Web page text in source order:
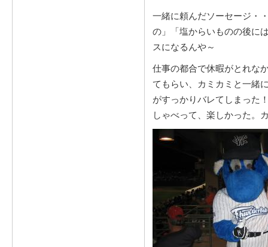
一緒に頼んだソーセージ・
の」「塩からいものの後に
スになるんや～
仕事の都合で休暇がとれな
てもらい、カミカミと一緒
がすっかりバレてしまった
しゃべって、楽しかった。